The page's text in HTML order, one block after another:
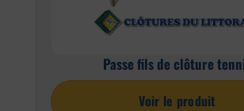
Passe fils de clôture
Voir le produit